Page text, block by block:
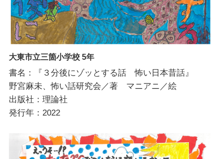
大東市立三箇小学校 5年
書名：『３分後にゾッとする話 怖い日本昔話』
野宮麻未、怖い話研究会／著 マニアニ／絵
出版社：理論社
発行年：2022